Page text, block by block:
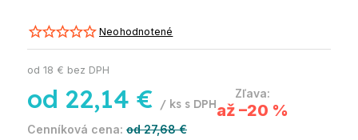
Neohodnotené
od 27,68 €
až –20 %
od 22,14 € / ks
od 18 € bez DPH